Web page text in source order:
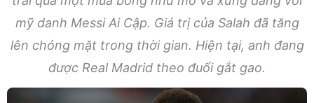
mỹ danh Messi Ai Cập. Giá trị của Salah đã tăng
lên chóng mặt trong thời gian. Hiện tại, anh đang
được Real Madrid theo đuổi gắt gao.